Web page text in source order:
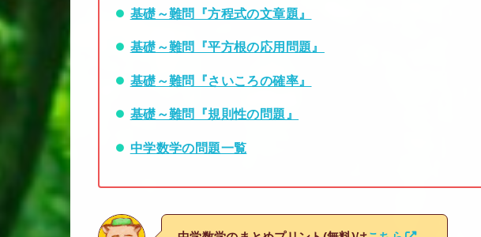
基礎～難問『方程式の文章題』
基礎～難問『平方根の応用問題』
基礎～難問『さいころの確率』
基礎～難問『規則性の問題』
中学数学の問題一覧